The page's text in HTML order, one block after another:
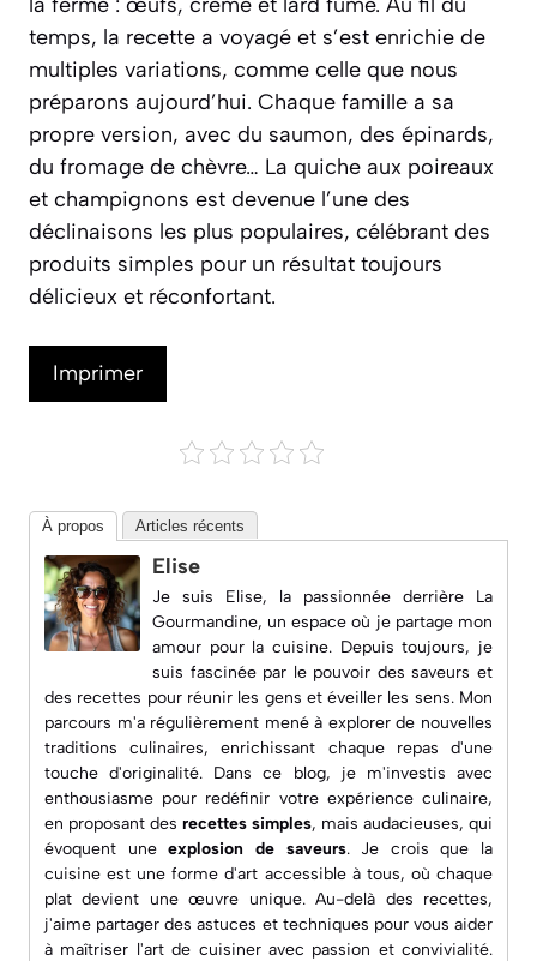
temps, la recette a voyagé et s’est enrichie de
multiples variations, comme celle que nous
préparons aujourd’hui. Chaque famille a sa
propre version, avec du saumon, des épinards,
du fromage de chèvre… La quiche aux poireaux
et champignons est devenue l’une des
déclinaisons les plus populaires, célébrant des
produits simples pour un résultat toujours
délicieux et réconfortant.
Imprimer
À propos Articles récents
Elise
Je suis Elise, la passionnée derrière La
Gourmandine, un espace où je partage mon
amour pour la cuisine. Depuis toujours, je
suis fascinée par le pouvoir des saveurs et
des recettes pour réunir les gens et éveiller les sens. Mon
parcours m'a régulièrement mené à explorer de nouvelles
traditions culinaires, enrichissant chaque repas d'une
touche d'originalité. Dans ce blog, je m'investis avec
enthousiasme pour redéfinir votre expérience culinaire,
en proposant des recettes simples, mais audacieuses, qui
évoquent uneexplosion de saveurs. Je crois que la
cuisine est une forme d'art accessible à tous, où chaque
plat devient une œuvre unique. Au-delà des recettes,
j'aime partager des astuces et techniques pour vous aider
à maîtriser l'art de cuisiner avec passion et convivialité.